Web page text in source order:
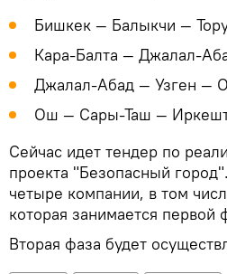
Бишкек — Балыкчи —
Кара-Балта — Джалал-
Джалал-Абад — Узген —
Ош — Сары-Таш —
Сейчас идет тендер по
проекта "Безопасный
четыре компании, в том
которая занимается первой
Вторая фаза будет